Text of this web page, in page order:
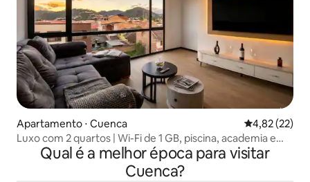
Apartamento ⋅ Cuenca 4,82 de uma
4,82 (22)
Luxo com 2 quartos | Wi-Fi de 1 GB, piscina, academia e
vaga de estacionamento
Qual é a melhor época para visitar
Cuenca?